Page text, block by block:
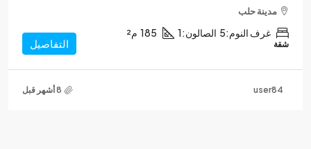
مدينة حلب
غرف النوم:5 الصالون:1
185 م²
شقة التفاصيل
user84